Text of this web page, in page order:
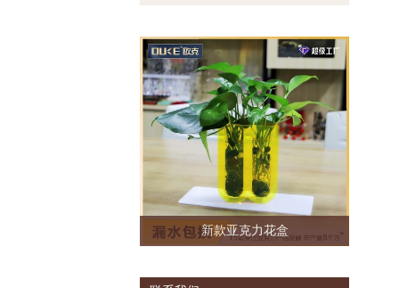
新款亚克力花盒